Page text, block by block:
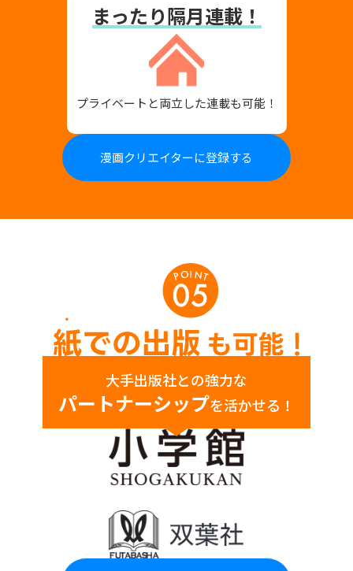
まったり隔月連載！
プライベートと両立した連載も可能！
漫画クリエイターに登録する
大手出版社との強力な
パートナーシップを活かせる！